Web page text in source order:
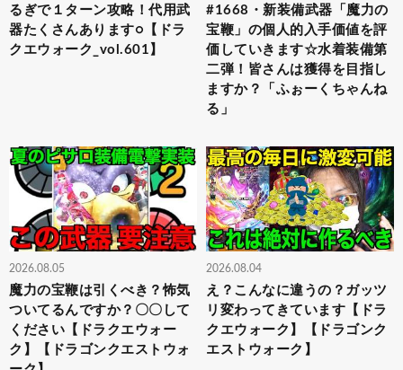
るぎで１ターン攻略！代用武
器たくさんあります○【ドラ
クエウォーク_vol.601】
#1668・新装備武器「魔力の
宝鞭」の個人的入手価値を評
価していきます☆水着装備第
二弾！皆さんは獲得を目指し
ますか？「ふぉーくちゃんね
る」
2026.08.05
魔力の宝鞭は引くべき？怖気
ついてるんですか？〇〇して
ください【ドラクエウォー
ク】【ドラゴンクエストウォ
2026.08.04
え？こんなに違うの？ガッツ
リ変わってきています【ドラ
クエウォーク】【ドラゴンク
エストウォーク】